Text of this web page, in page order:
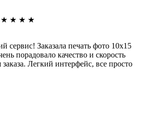
★ ★ ★ ★
сервис! Заказала печать фото 10х15
порадовало качество и скорость
Легкий интерфейс, все просто